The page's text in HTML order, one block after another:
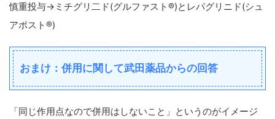
慎重投与→ミチグリ二ド(グルファスト®)とレパグリニド(シュ
アポスト®)
おまけ：併用に関して武田薬品からの回答
「同じ作用点なので併用はしないこと」というのがイメージ